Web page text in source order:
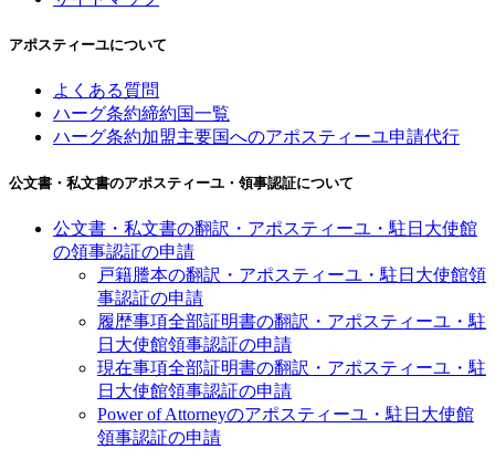
アポスティーユについて
よくある質問
ハーグ条約締約国一覧
ハーグ条約加盟主要国へのアポスティーユ申請代行
公文書・私文書のアポスティーユ・領事認証について
公文書・私文書の翻訳・アポスティーユ・駐日大使館
の領事認証の申請
戸籍謄本の翻訳・アポスティーユ・駐日大使館領
事認証の申請
履歴事項全部証明書の翻訳・アポスティーユ・駐
日大使館領事認証の申請
現在事項全部証明書の翻訳・アポスティーユ・駐
日大使館領事認証の申請
Power of Attorneyのアポスティーユ・駐日大使館
領事認証の申請